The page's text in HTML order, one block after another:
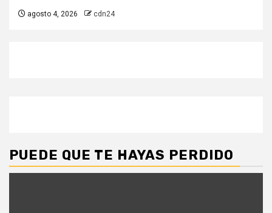
agosto 4, 2026 cdn24
PUEDE QUE TE HAYAS PERDIDO